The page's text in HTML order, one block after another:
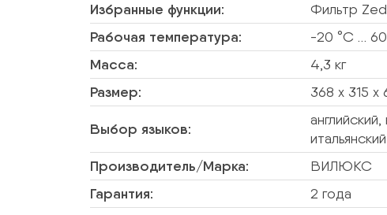
Избранные функции: Фильтр
Рабочая температура: -20 °C …
Масса: 4,3 кг
Размер: 368 х 315 х
Выбор языков:
итальянский
Производитель/Марка: ВИЛЮКС
Гарантия: 2 года